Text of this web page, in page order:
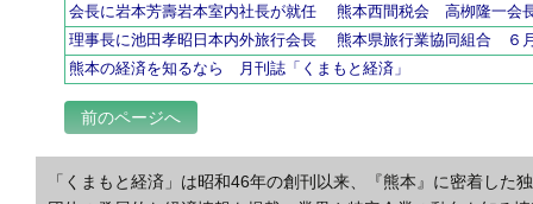
会長に岩本芳壽岩本室内社長が就任 熊本西間税会 高栁隆一会
理事長に池田孝昭日本内外旅行会長 熊本県旅行業協同組合 ６
熊本の経済を知るなら 月刊誌「くまもと経済」
前のページへ
「くまもと経済」は昭和46年の創刊以来、『熊本』に密着し